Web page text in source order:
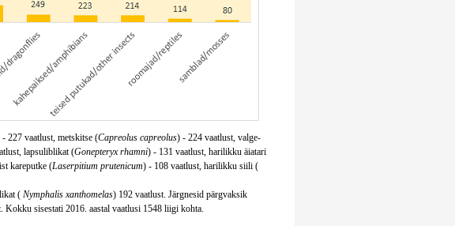
- 227 vaatlust, metskitse (Capreolus capreolus) - 224 vaatlust, valge-
lapsuliblikat (Gonepteryx rhamni) - 131 vaatlust, harilikku äiatari
kareputke (Laserpitium prutenicum) - 108 vaatlust, harilikku siili (
(Nymphalis xanthomelas) 192 vaatlust. Järgnesid pärgvaksik
Kokku sisestati 2016. aastal vaatlusi 1548 liigi kohta.